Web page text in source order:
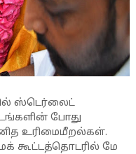
ஸ்டெர்லைட்
போது
உரிமைமீறல்கள்.
கூட்டத்தொடரில் மே